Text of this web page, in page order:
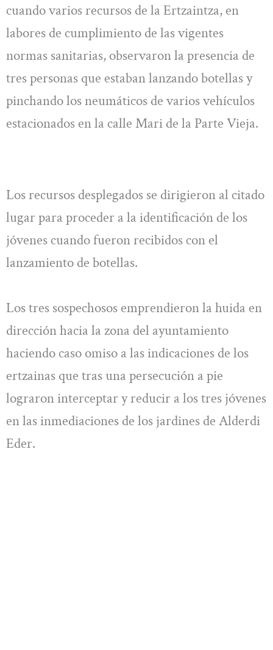
cuando varios recursos de la Ertzaintza, en
labores de cumplimiento de las vigentes
normas sanitarias, observaron la presencia de
tres personas que estaban lanzando botellas y
pinchando los neumáticos de varios vehículos
estacionados en la calle Mari de la Parte Vieja.
Los recursos desplegados se dirigieron al citado
lugar para proceder a la identificación de los
jóvenes cuando fueron recibidos con el
lanzamiento de botellas.
Los tres sospechosos emprendieron la huida en
dirección hacia la zona del ayuntamiento
haciendo caso omiso a las indicaciones de los
ertzainas que tras una persecución a pie
lograron interceptar y reducir a los tres jóvenes
en las inmediaciones de los jardines de Alderdi
Eder.